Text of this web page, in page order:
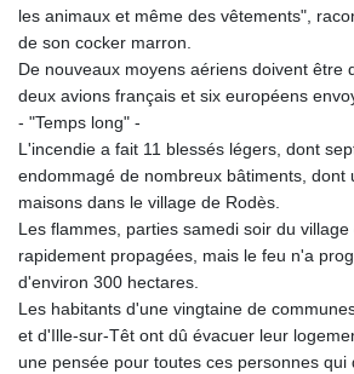
KHR
KRW
KWD
KZT
LAK
LBP
LKR
LSL
LTL
LVL
les animaux et même des vêtements",
de son cocker marron.
De nouveaux moyens aériens doivent être
deux avions français et six européens
- "Temps long" -
L'incendie a fait 11 blessés légers, dont
endommagé de nombreux bâtiments, dont
maisons dans le village de Rodès.
Les flammes, parties samedi soir du
rapidement propagées, mais le feu n'a
d'environ 300 hectares.
Les habitants d'une vingtaine de
et d'Ille-sur-Têt ont dû évacuer leur
une pensée pour toutes ces personnes